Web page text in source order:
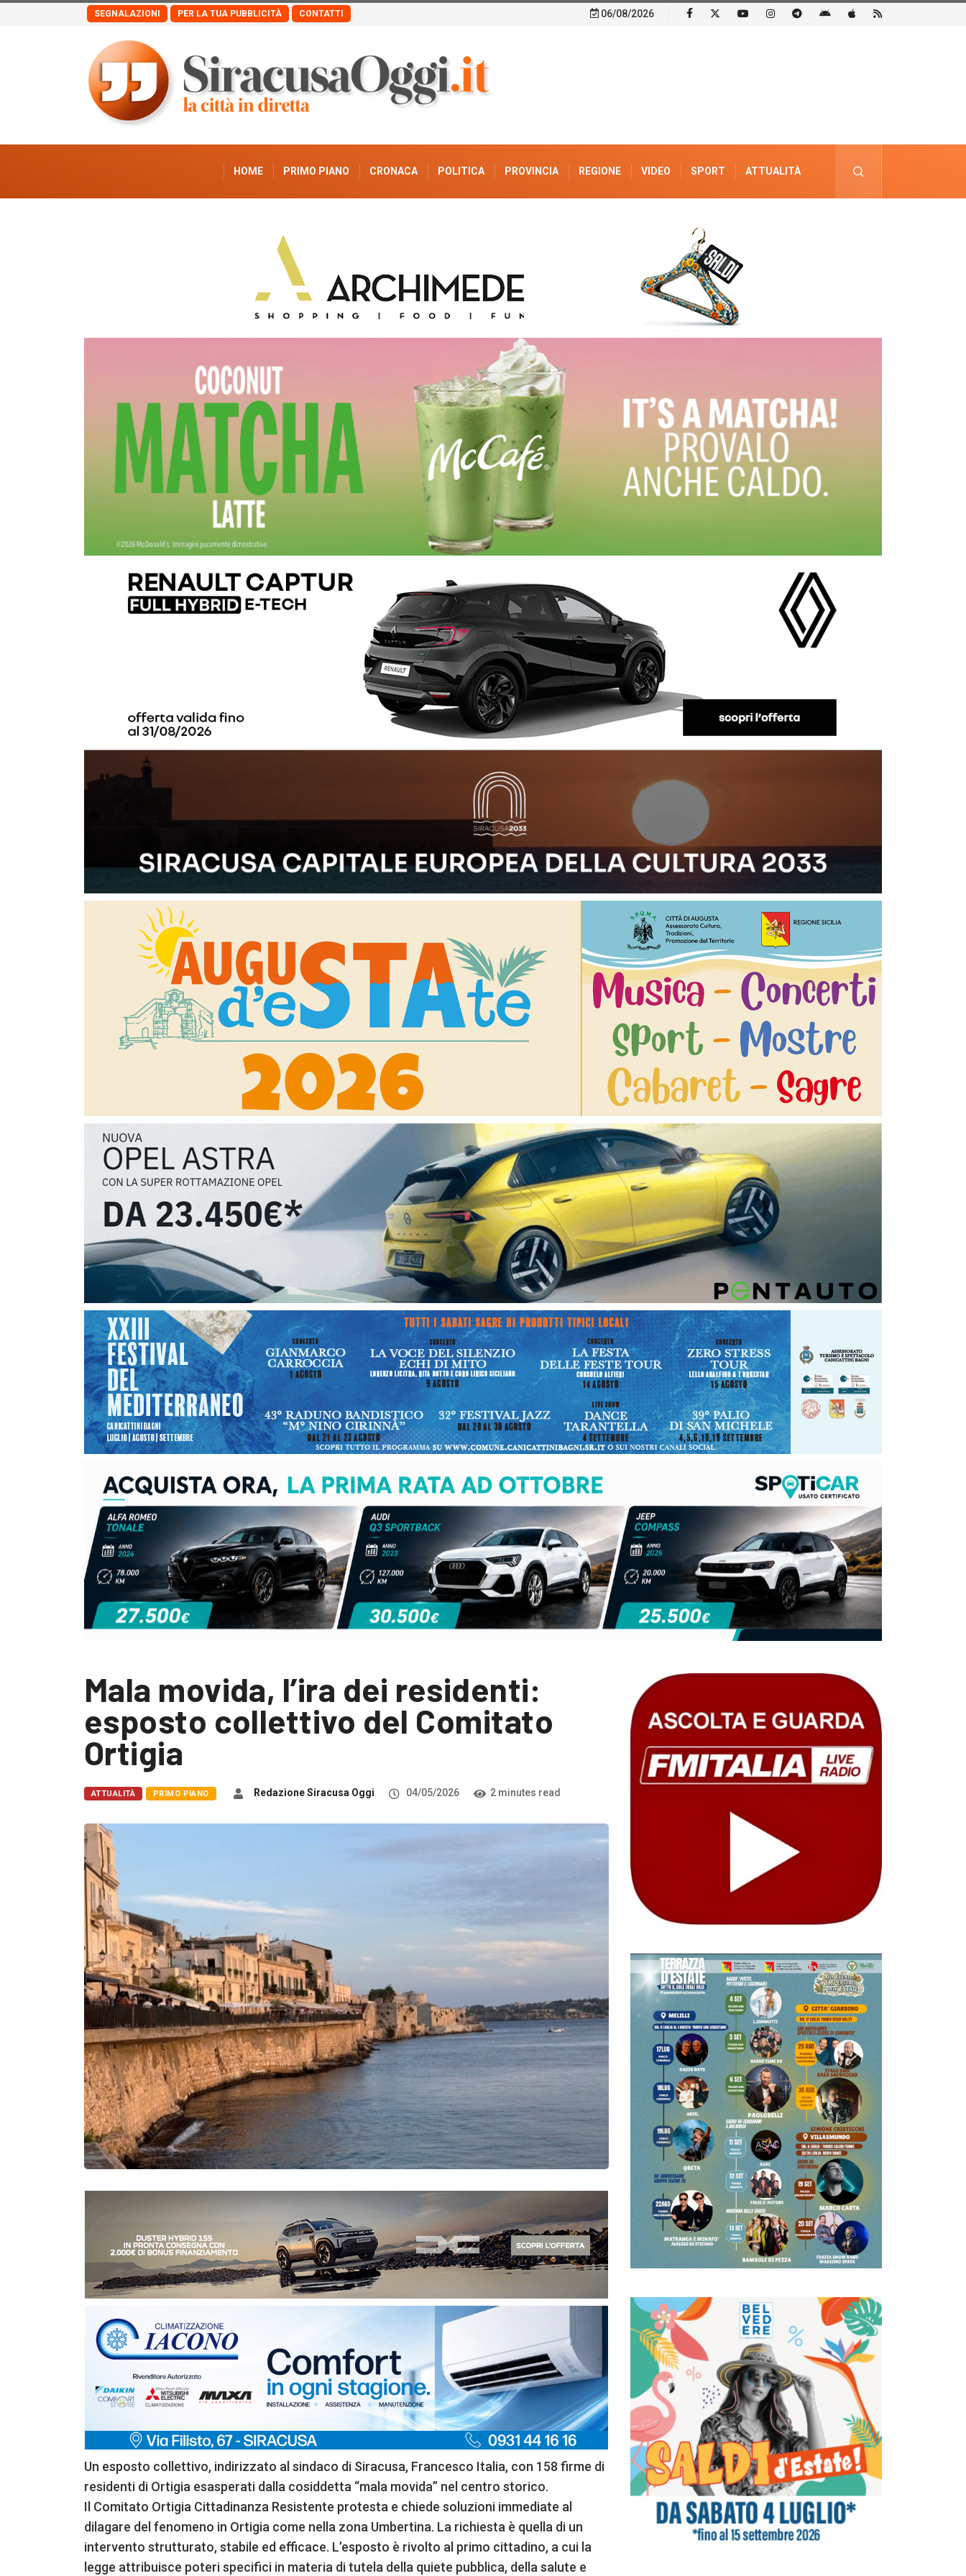
SEGNALAZIONI PER LA TUA PUBBLICITÀ CONTATTI 06/08/2026
HOME PRIMO PIANO CRONACA POLITICA PROVINCIA REGIONE VIDEO SPORT ATTUALITÀ
PUBBLICITÀ ELETTORALE
Mala movida, l’ira dei residenti:
esposto collettivo del Comitato
Ortigia
ATTUALITÀ PRIMO PIANO Redazione Siracusa Oggi 04/05/2026 2 minutes read
Un esposto collettivo, indirizzato al sindaco di Siracusa, Francesco Italia, con 158 firme di
residenti di Ortigia esasperati dalla cosiddetta “mala movida” nel centro storico.
Il Comitato Ortigia Cittadinanza Resistente protesta e chiede soluzioni immediate al
dilagare del fenomeno in Ortigia come nella zona Umbertina. La richiesta è quella di un
intervento strutturato, stabile ed efficace. L’esposto è rivolto al primo cittadino, a cui la
legge attribuisce poteri specifici in materia di tutela della quiete pubblica, della salute e